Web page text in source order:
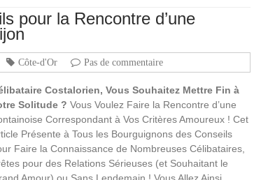
pour la Rencontre d’une
Côte-d'Or Pas de commentaire
Costalorien, Vous Souhaitez Mettre Fin à
Solitude ? Vous Voulez Faire la Rencontre d’une
Correspondant à Vos Critères Amoureux ! Cet
Présente à Tous les Bourguignons des Conseils
Faire la Connaissance de Nombreuses Célibataires,
pour des Relations Sérieuses (et Souhaitant le
Amour) ou Sans Lendemain ! Vous Allez Ainsi